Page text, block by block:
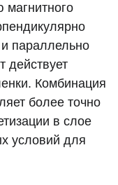
магнитного
параллельно
действует
Комбинация
более точно
в слое
условий для